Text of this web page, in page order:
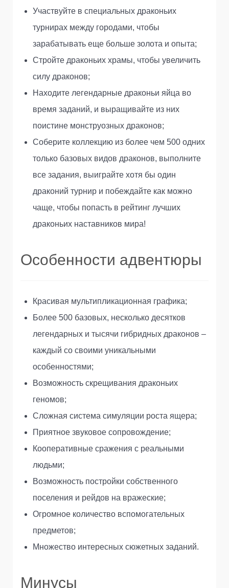
Участвуйте в специальных драконьих
турнирах между городами, чтобы
зарабатывать еще больше золота и опыта;
Стройте драконьих храмы, чтобы увеличить
силу драконов;
Находите легендарные драконьи яйца во
время заданий, и выращивайте из них
поистине монструозных драконов;
Соберите коллекцию из более чем 500 одних
только базовых видов драконов, выполните
все задания, выиграйте хотя бы один
драконий турнир и побеждайте как можно
чаще, чтобы попасть в рейтинг лучших
драконьих наставников мира!
Особенности адвентюры
Красивая мультипликационная графика;
Более 500 базовых, несколько десятков
легендарных и тысячи гибридных драконов –
каждый со своими уникальными
особенностями;
Возможность скрещивания драконьих
геномов;
Сложная система симуляции роста ящера;
Приятное звуковое сопровождение;
Кооперативные сражения с реальными
людьми;
Возможность постройки собственного
поселения и рейдов на вражеские;
Огромное количество вспомогательных
предметов;
Множество интересных сюжетных заданий.
Минусы